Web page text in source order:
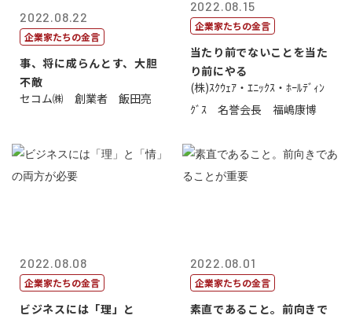
2022.08.22
企業家たちの金言
事、将に成らんとす、大胆
不敵
セコム㈱ 創業者 飯田亮
2022.08.15
企業家たちの金言
当たり前でないことを当た
り前にやる
(株)ｽｸｳｪｱ・ｴﾆｯｸｽ・ﾎｰﾙﾃﾞｨﾝ
ｸﾞｽ 名誉会長 福嶋康博
2022.08.08
企業家たちの金言
ビジネスには「理」と
2022.08.01
企業家たちの金言
素直であること。前向きで